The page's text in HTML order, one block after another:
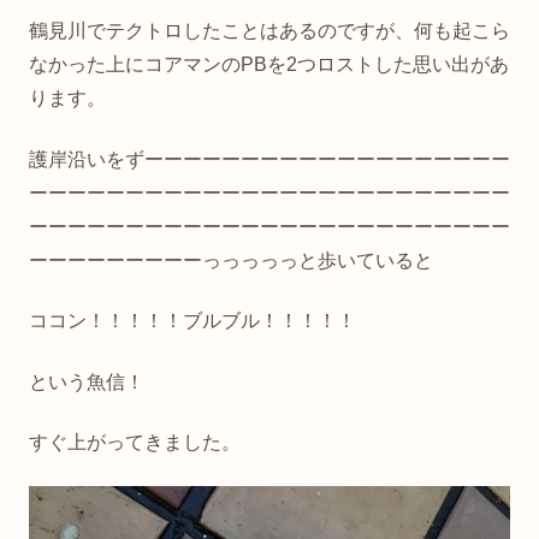
鶴見川でテクトロしたことはあるのですが、何も起こら
なかった上にコアマンのPBを2つロストした思い出があ
ります。
護岸沿いをずーーーーーーーーーーーーーーーーーーー
ーーーーーーーーーーーーーーーーーーーーーーーーー
ーーーーーーーーーーーーーーーーーーーーーーーーー
ーーーーーーーーーっっっっっと歩いていると
ココン！！！！！ブルブル！！！！！
という魚信！
すぐ上がってきました。